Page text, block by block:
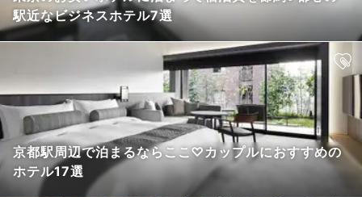
駅近なビジネスホテル7選
京都駅周辺で泊まるならここ♡カップルにおすすめの
ホテル17選